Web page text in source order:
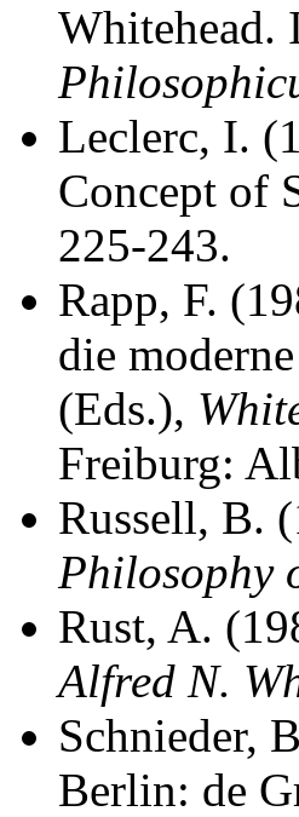
Whitehead.
Leclerc, I.
Concept of
225-243.
Rapp, F.
die
(Eds.),
Freiburg:
Russell, B.
Philosophy
Rust, A.
Alfred N.
Schnieder,
Berlin: de